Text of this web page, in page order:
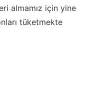
almamız için yine
tüketmekte